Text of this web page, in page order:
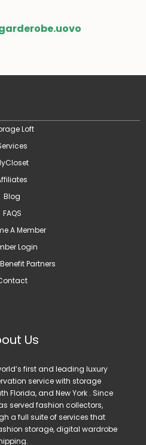
Loft
Blog
FAQS
A Member
Login
Partners
Us
first and leading luxury
service with storage
Florida, and New York . Since
served fashion collectors,
a full suite of services that
storage, digital wardrobe